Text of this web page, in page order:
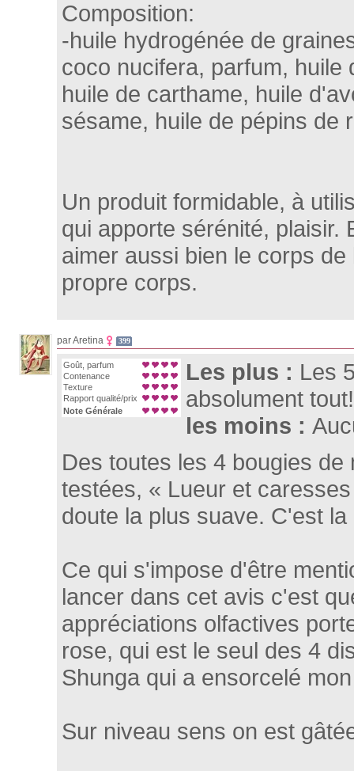
Composition:
-huile hydrogénée de
coco nucifera, parfum, huile
huile de carthame, huile
sésame, huile de pépins de
Un produit formidable, à
qui apporte sérénité, plaisir.
aimer aussi bien le corps
propre corps.
par Aretina 399
Goût, parfum
Contenance
Texture
Rapport qualité/prix
Note Générale
Les plus : Les
absolument tout!
les moins :
Des toutes les 4 bougies de
testées, « Lueur et
doute la plus suave. C'est
Ce qui s'impose d'être
lancer dans cet avis c'est
appréciations olfactives
rose, qui est le seul des 4
Shunga qui a ensorcelé
Sur niveau sens on est